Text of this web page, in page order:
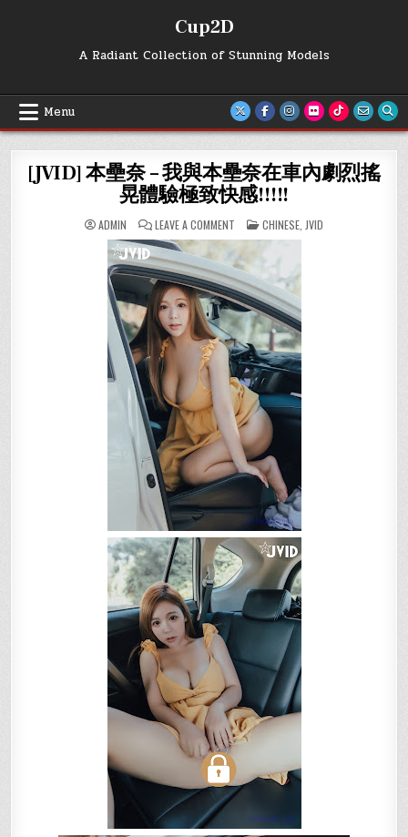
Cup2D
A Radiant Collection of Stunning Models
Menu
[JVID] 本壘奈 – 我與本壘奈在車內劇烈搖
晃體驗極致快感!!!!!
ADMIN LEAVE A COMMENT
[JVID]
壘
奈
–
我
與
本
壘
奈
在
車
內
劇
烈
搖
晃
體
驗
極
致
快
感!!!!!
POSTED
IN
CHINESE JVID